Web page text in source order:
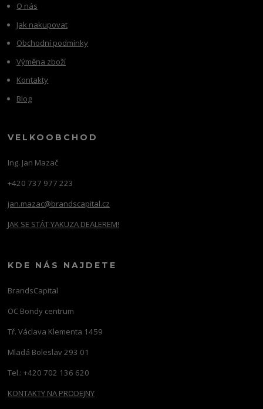
O nás
Jak nakupovat
Obchodní podmínky
Výměna zboží
Kontakty
Blog
VELKOOBCHOD
Ing. Jan Mazač
+420 737 977 223
jan.mazac@brandscapital.cz
JAK SE STÁT YAKUZA DEALEREM!
KDE NÁS NAJDETE
BrandsCapital
OC Bondy centrum
Tř. Václava Klementa 1459
Mladá Boleslav 293 01
Tel.: +420 702 136 620
KONTAKTY NA PRODEJNY